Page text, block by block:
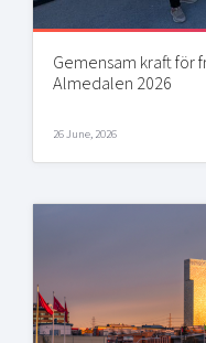
Gemensam kraft för
Almedalen 2026
26 June, 2026